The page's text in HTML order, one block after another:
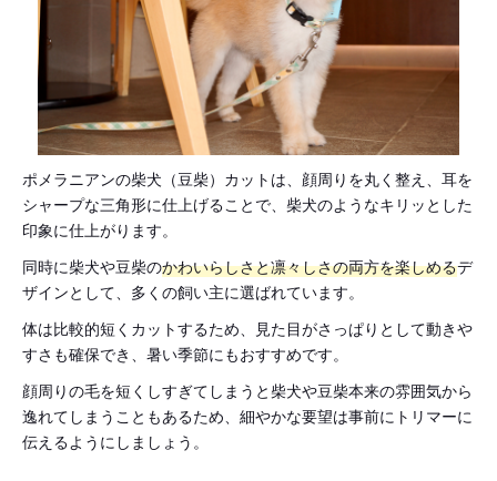
ポメラニアンの柴犬（豆柴）カットは、顔周りを丸く整え、耳を
シャープな三角形に仕上げることで、柴犬のようなキリッとした
印象に仕上がります。
同時に柴犬や豆柴のかわいらしさと凛々しさの両方を楽しめるデ
ザインとして、多くの飼い主に選ばれています。
体は比較的短くカットするため、見た目がさっぱりとして動きや
すさも確保でき、暑い季節にもおすすめです。
顔周りの毛を短くしすぎてしまうと柴犬や豆柴本来の雰囲気から
逸れてしまうこともあるため、細やかな要望は事前にトリマーに
伝えるようにしましょう。